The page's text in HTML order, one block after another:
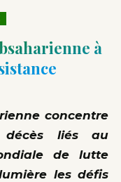
à
concentre
décès liés au
de lutte
les défis